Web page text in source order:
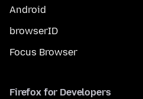
Android
browserID
Focus Browser
Firefox for Developers